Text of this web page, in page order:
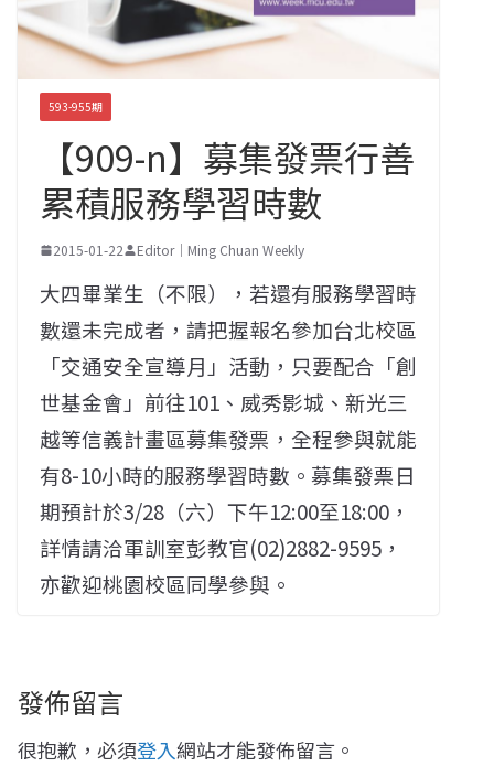
593-955期
【909-n】募集發票行善
累積服務學習時數
2015-01-22 Editor｜Ming Chuan Weekly
大四畢業生（不限），若還有服務學習時
數還未完成者，請把握報名參加台北校區
「交通安全宣導月」活動，只要配合「創
世基金會」前往101、威秀影城、新光三
越等信義計畫區募集發票，全程參與就能
有8-10小時的服務學習時數。募集發票日
期預計於3/28（六）下午12:00至18:00，
詳情請洽軍訓室彭教官(02)2882-9595，
亦歡迎桃園校區同學參與。
發佈留言
很抱歉，必須登入網站才能發佈留言。